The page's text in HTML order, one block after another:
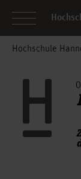
Hochschule